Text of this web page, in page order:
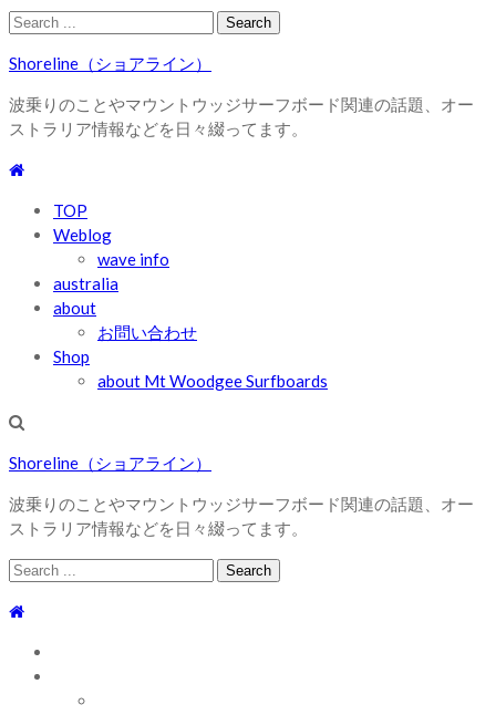
Skip
navigation
Skip
content
Search
Shoreline（ショアライン）
波乗りのことやマウントウッジサーフボード関連の話題、オー
ストラリア情報などを日々綴ってます。
TOP
Weblog
wave info
australia
about
お問い合わせ
Shop
about Mt Woodgee Surfboards
Shoreline（ショアライン）
波乗りのことやマウントウッジサーフボード関連の話題、オー
ストラリア情報などを日々綴ってます。
Search